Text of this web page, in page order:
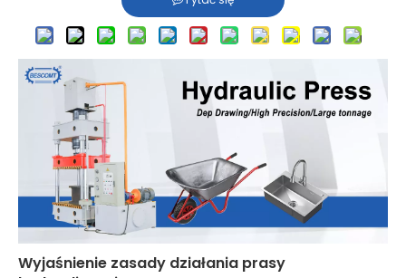
Wyjaśnienie zasady działania prasy